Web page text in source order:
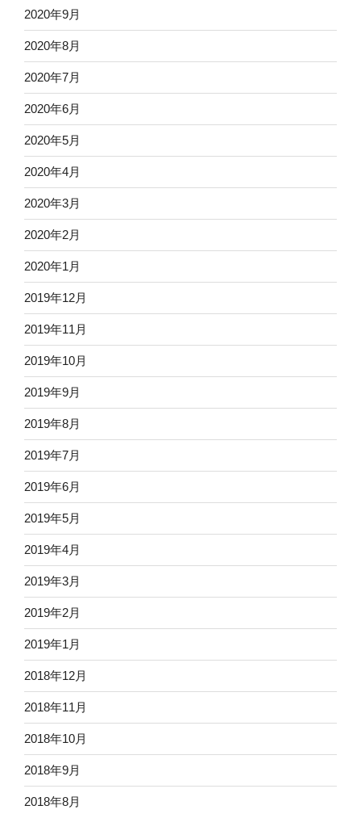
2020年9月
2020年8月
2020年7月
2020年6月
2020年5月
2020年4月
2020年3月
2020年2月
2020年1月
2019年12月
2019年11月
2019年10月
2019年9月
2019年8月
2019年7月
2019年6月
2019年5月
2019年4月
2019年3月
2019年2月
2019年1月
2018年12月
2018年11月
2018年10月
2018年9月
2018年8月